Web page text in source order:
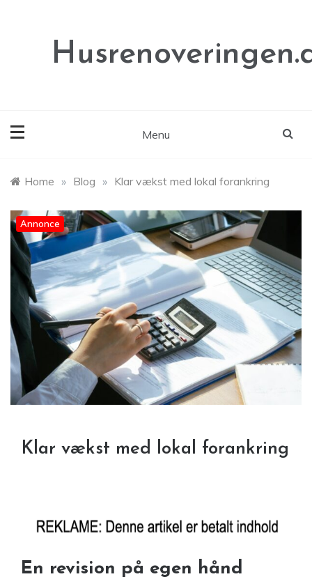
Menu
Home » Blog » Klar vækst med lokal forankring
Annonce
Klar vækst med lokal forankring
En revision på egen hånd